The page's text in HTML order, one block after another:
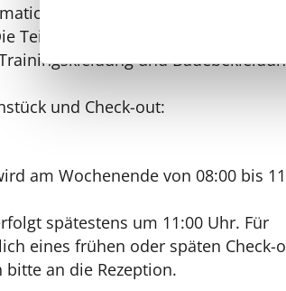
für die Teilnehmer
Teilnehmer sind selbst dafür
und
und Check-out:
am Wochenende von 08:00 bis
spätestens um 11:00 Uhr. Für
eines frühen oder späten Check-
bitte an die Rezeption.